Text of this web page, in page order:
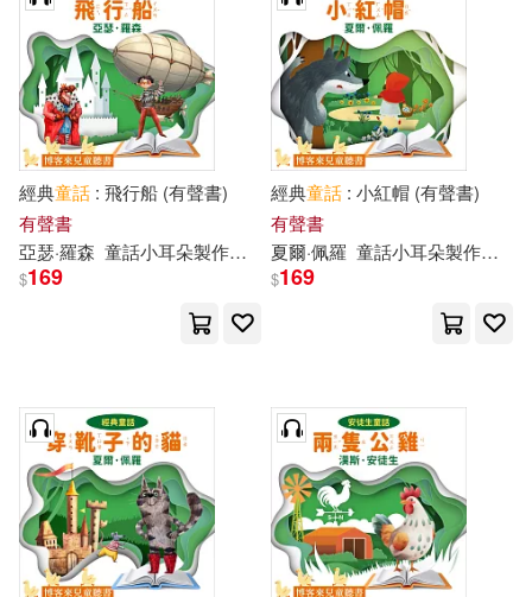
經典童話 : 飛行船 (有聲書)
有聲書
亞瑟·羅森 童話小耳朵製作團隊
$169
經典童話 : 小紅帽 (有聲書)
有聲書
夏爾·佩羅 童話小耳朵製作團隊
$169